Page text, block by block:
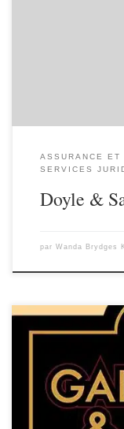
ASSURANCE ET
SERVICES
Doyle &
par Wanda Brydges